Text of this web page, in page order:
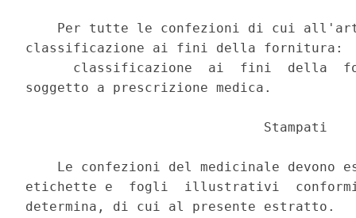
Per tutte le confezioni di cui
classificazione ai fini della fornitura:
classificazione  ai  fini  della
soggetto a prescrizione medica.
                              Stampati
Le confezioni del medicinale devono
etichette e  fogli  illustrativi
determina, di cui al presente estratto.